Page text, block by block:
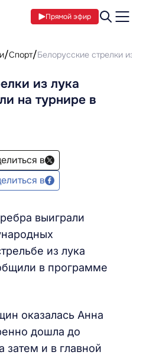
Прямой эфир
Спорт Белорусские стрелки из
из лука
на турнире в
в
в
выиграли
из лука
в программе
оказалась Анна
дошла до
и в главной